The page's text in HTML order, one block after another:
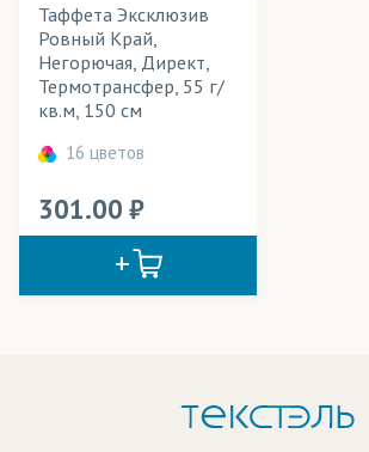
Декорации
Жалюзи
Занавесы
Звукоизолирующие конструкции
Зонты
Календари
Картины
Цвет
Таффета Эксклюзив
Ровный Край,
Негорючая, Директ,
Термотрансфер, 55 г/
кв.м, 150 см
16 цветов
301.00